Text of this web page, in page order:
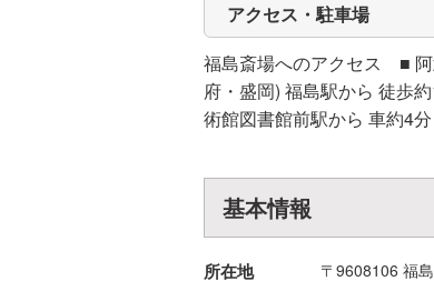
アクセス・駐車場
福島斎場へのアクセス ■
府・盛岡) 福島駅から 徒歩
術館図書館前駅から 車約4分
基本情報
所在地 〒9608106 福